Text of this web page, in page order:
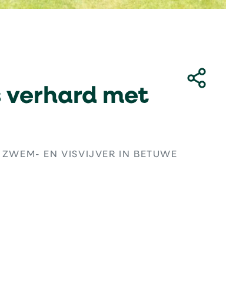
verhard met
EN VISVIJVER IN BETUWE